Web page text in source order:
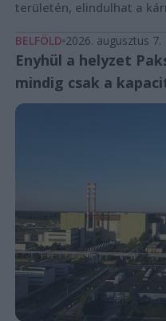
területén, elindulhat a
BELFÖLD 2026. augusztus 7.
Enyhül a helyzet
mindig csak a